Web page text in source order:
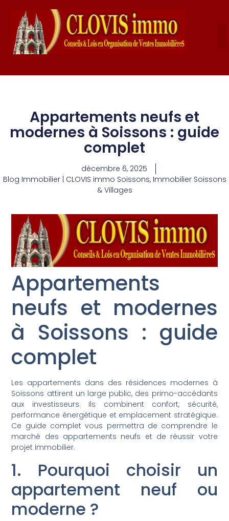
Appartements neufs et
modernes à Soissons : guide
complet
décembre 6, 2025
Blog Immobilier | CLOVIS immo Soissons, Immobilier Soissons
& Villages
Appartements
neufs et modernes
à Soissons : guide
complet
Les appartements dans des résidences modernes à
Soissons attirent un large public, des primo-accédants
aux investisseurs. Ils combinent confort, sécurité,
performance énergétique et emplacement stratégique.
Ce guide complet vous permettra de comprendre le
marché des appartements neufs et de réussir votre
projet immobilier.
1. Pourquoi choisir un
appartement neuf ou
moderne ?